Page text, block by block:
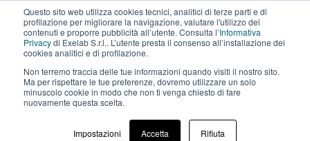
Questo sito web utilizza cookies tecnici, analitici di terze parti e di
profilazione per migliorare la navigazione, valutare l'utilizzo dei
contenuti e proporre pubblicità all’utente. Consulta l’Informativa
Privacydi Exelab S.r.l.. L’utente presta il consenso all’installazione dei
cookies analitici e di profilazione.
Non terremo traccia delle tue informazioni quando visiti il ​​nostro sito.
Ma per rispettare le tue preferenze, dovremo utilizzare un solo
minuscolo cookie in modo che non ti venga chiesto di fare
nuovamente questa scelta.
Impostazioni Accetta Rifiuta
EVENTI > CRM IMPACT 22/10